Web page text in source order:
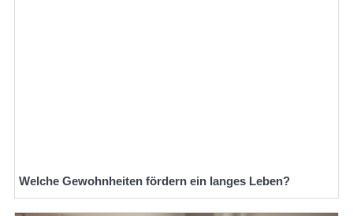
Welche Gewohnheiten fördern ein langes Leben?